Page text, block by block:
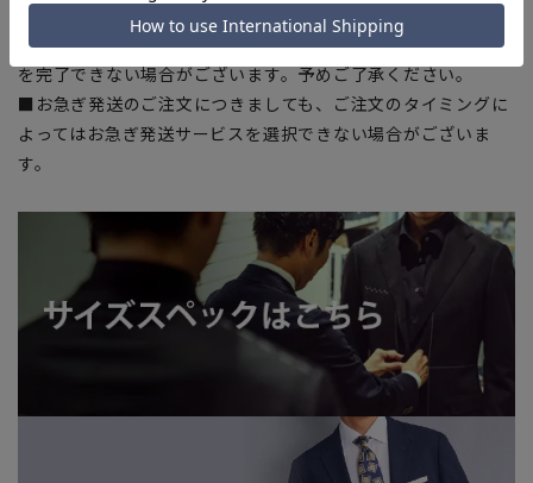
■店舗や各モールサイトと商品在庫を共有しております関係
上、ご注文いただいたタイミングにより欠品が発生し、ご注文
を完了できない場合がございます。予めご了承ください。
■お急ぎ発送のご注文につきましても、ご注文のタイミングに
よってはお急ぎ発送サービスを選択できない場合がございま
す。